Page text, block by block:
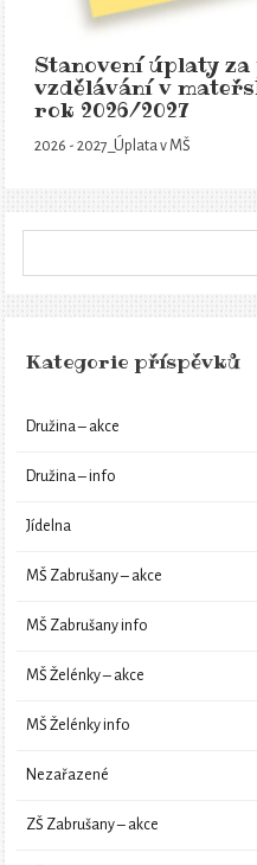
Stanovení úplaty
vzdělávání v
rok 2026/2027
2026 - 2027_Úplata v MŠ
Kategorie příspěvků
Družina – akce
Družina – info
Jídelna
MŠ Zabrušany – akce
MŠ Zabrušany info
MŠ Želénky – akce
MŠ Želénky info
Nezařazené
ZŠ Zabrušany – akce